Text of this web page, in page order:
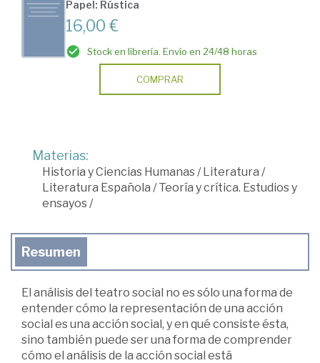
Papel: Rústica
16,00 €
Stock en librería. Envío en 24/48 horas
COMPRAR
Materias:
Historia y Ciencias Humanas/Literatura /
Literatura Española /Teoría y crítica. Estudios y
ensayos/
Resumen
El análisis del teatro social no es sólo una forma de
entender cómo la representación de una acción
social es una acción social, y en qué consiste ésta,
sino también puede ser una forma de comprender
cómo el análisis de la acción social está